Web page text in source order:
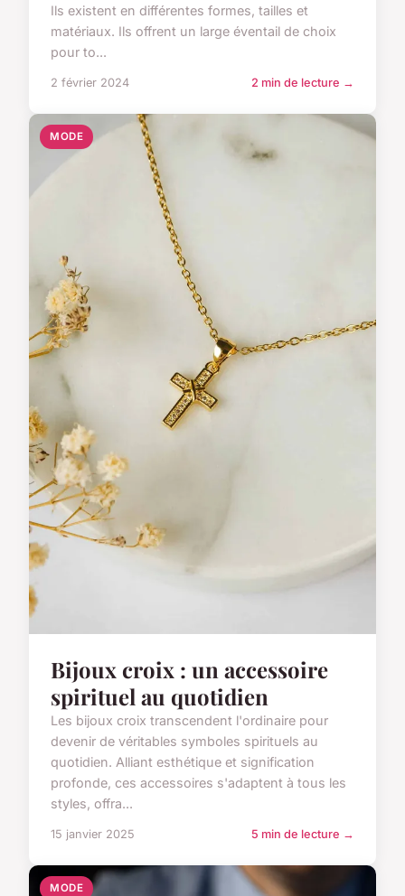
Ils existent en différentes formes, tailles et
matériaux. Ils offrent un large éventail de choix
pour to...
2 février 2024 2 min de lecture →
MODE
Bijoux croix : un accessoire
spirituel au quotidien
Les bijoux croix transcendent l'ordinaire pour
devenir de véritables symboles spirituels au
quotidien. Alliant esthétique et signification
profonde, ces accessoires s'adaptent à tous les
styles, offra...
15 janvier 2025 5 min de lecture →
MODE